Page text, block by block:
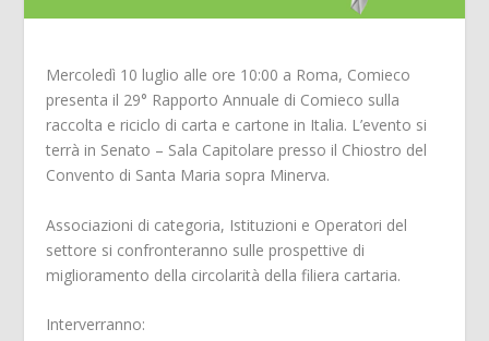
Mercoledì 10 luglio alle ore 10:00 a Roma, Comieco
presenta il 29° Rapporto Annuale di Comieco sulla
raccolta e riciclo di carta e cartone in Italia. L’evento si
terrà in Senato – Sala Capitolare presso il Chiostro del
Convento di Santa Maria sopra Minerva.
Associazioni di categoria, Istituzioni e Operatori del
settore si confronteranno sulle prospettive di
miglioramento della circolarità della filiera cartaria.
Interverranno: